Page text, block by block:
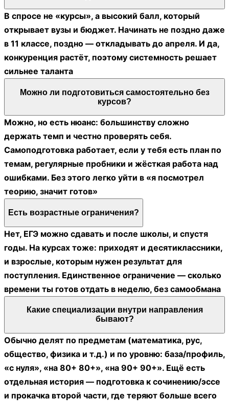
В спросе не «курсы», а высокий балл, который
открывает вузы и бюджет. Начинать не поздно даже
в 11 классе, поздно — откладывать до апреля. И да,
конкуренция растёт, поэтому системность решает
сильнее таланта
Можно ли подготовиться самостоятельно без
курсов?
Можно, но есть нюанс: большинству сложно
держать темп и честно проверять себя.
Самоподготовка работает, если у тебя есть план по
темам, регулярные пробники и жёсткая работа над
ошибками. Без этого легко уйти в «я посмотрел
теорию, значит готов»
Есть возрастные ограничения?
Нет, ЕГЭ можно сдавать и после школы, и спустя
годы. На курсах тоже: приходят и десятиклассники,
и взрослые, которым нужен результат для
поступления. Единственное ограничение — сколько
времени ты готов отдать в неделю, без самообмана
Какие специализации внутри направления
бывают?
Обычно делят по предметам (математика, рус,
общество, физика и т.д.) и по уровню: база/профиль,
«с нуля», «на 80+ 80+», «на 90+ 90+». Ещё есть
отдельная история — подготовка к сочинению/эссе
и прокачка второй части, где теряют больше всего